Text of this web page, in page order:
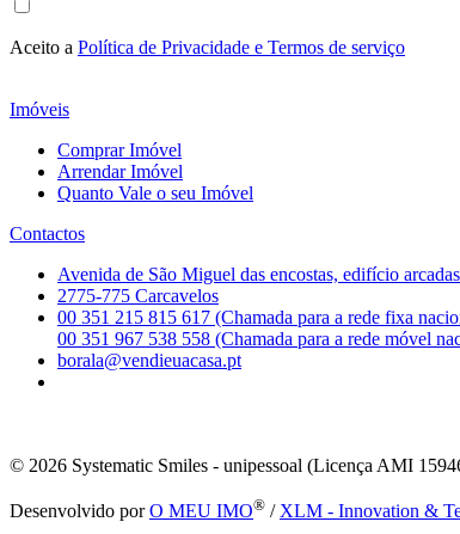
Aceito a Política de Privacidade e Termos de serviço
Imóveis
Comprar Imóvel
Arrendar Imóvel
Quanto Vale o seu Imóvel
Contactos
Avenida de São Miguel das encostas, edifício
2775-775 Carcavelos
00 351 215 815 617 (Chamada para a rede fixa
00 351 967 538 558 (Chamada para a rede móvel
borala@vendieuacasa.pt
© 2026 Systematic Smiles - unipessoal (Licença AMI
Desenvolvido porO MEU IMO® / XLM - Innovation &